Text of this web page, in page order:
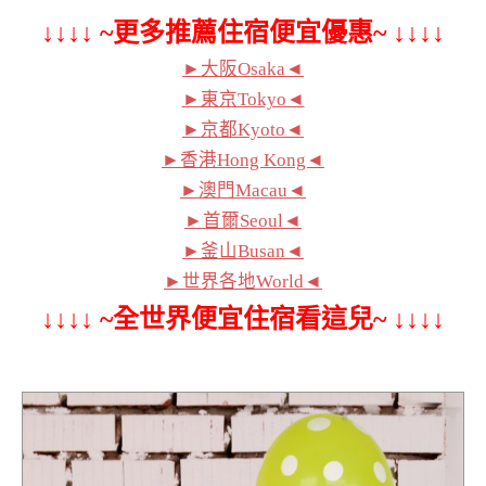
↓↓↓↓ ~更多推薦住宿便宜優惠~ ↓↓↓↓
►大阪Osaka◄
►東京Tokyo◄
►京都Kyoto◄
►香港Hong Kong◄
►澳門Macau◄
►首爾Seoul◄
►釜山Busan◄
►世界各地World◄
↓↓↓↓ ~全世界便宜住宿看這兒~ ↓↓↓↓